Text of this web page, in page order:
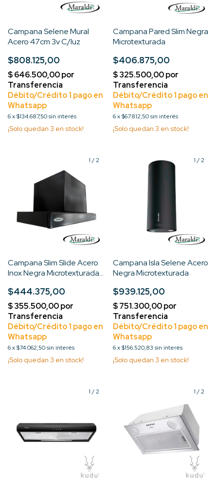
Campana Selene Mural
Acero 47cm 3v C/luz
$808.125,00
6x$134.687,50sin interés
¡Solo quedan 3 en stock!
Campana Pared Slim Negra
Microtexturada
$406.875,00
6x$67.812,50sin interés
¡Solo quedan 3 en stock!
1 /2
Campana Slim Slide Acero
Inox Negra Microtexturada
$444.375,00
6x$74.062,50sin interés
¡Solo quedan 3 en stock!
1 /2
Campana Isla Selene Acero
Negra Microtexturada
$939.125,00
6x$156.520,83 sin interés
¡Solo quedan 3 en stock!
1 /2 1 /2